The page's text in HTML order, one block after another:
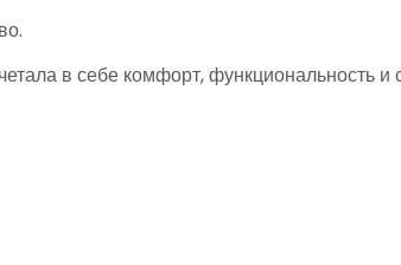
в себе комфорт, функциональность и